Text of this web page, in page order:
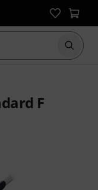
Suche
F